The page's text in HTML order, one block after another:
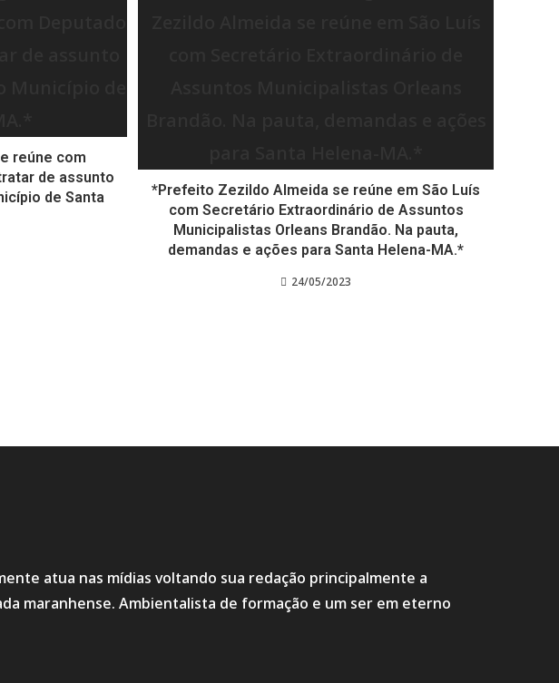
reúne com
de assunto
de Santa
*Prefeito Zezildo Almeida se reúne em São Luís
com Secretário Extraordinário de Assuntos
Municipalistas Orleans Brandão. Na pauta,
demandas e ações para Santa Helena-MA.*
24/05/2023
atua nas mídias voltando sua redação principalmente a
maranhense. Ambientalista de formação e um ser em eterno